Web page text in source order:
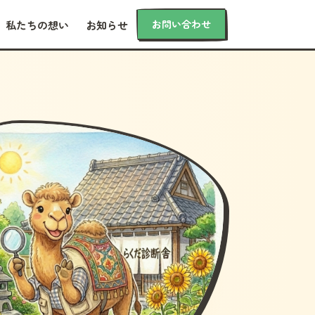
私たちの想い お知らせ お問い合わせ